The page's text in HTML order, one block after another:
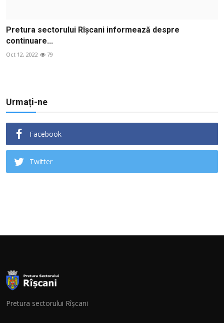
Pretura sectorului Rîşcani informează despre
continuare...
Oct 12, 2022 79
Urmați-ne
Facebook
Twitter
Pretura sectorului Rîșcani